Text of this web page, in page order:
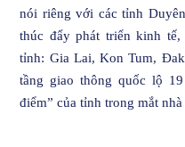
nói riêng với các tỉnh
thúc đẩy phát triển kinh
tỉnh: Gia Lai, Kon Tum,
tầng giao thông quốc lộ
điểm” của tỉnh trong mắt nhà